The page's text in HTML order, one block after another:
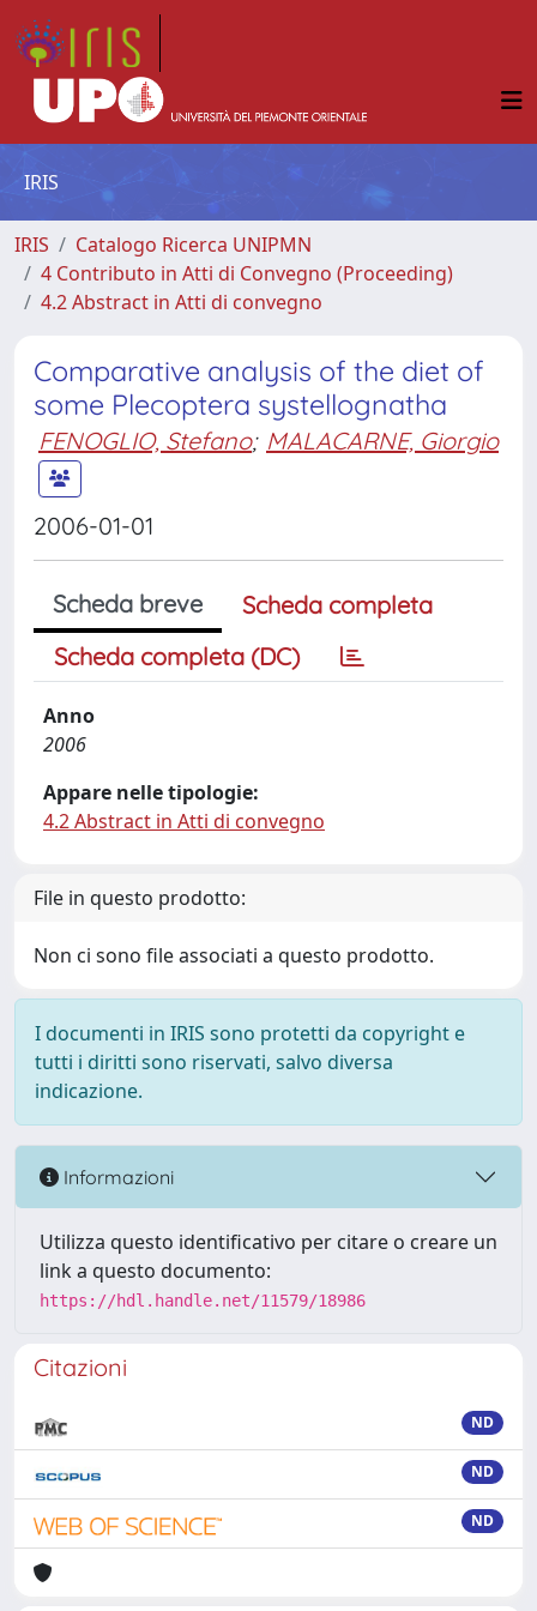
IRIS
IRIS
Catalogo Ricerca UNIPMN
4 Contributo in Atti di Convegno (Proceeding)
4.2 Abstract in Atti di convegno
Comparative analysis of the diet of
some Plecoptera systellognatha
FENOGLIO, Stefano; MALACARNE, Giorgio
2006-01-01
Scheda breve
Scheda completa
Scheda completa (DC)
Anno
2006
Appare nelle tipologie:
4.2 Abstract in Atti di convegno
File in questo prodotto:
Non ci sono file associati a questo prodotto.
I documenti in IRIS sono protetti da copyright e
tutti i diritti sono riservati, salvo diversa
indicazione.
Informazioni
Utilizza questo identificativo per citare o creare un
link a questo documento:
https://hdl.handle.net/11579/18986
Citazioni
ND
ND
ND